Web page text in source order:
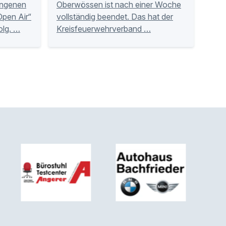
Air“
…
Oberwössen ist nach einer Woche
vollständig beendet. Das hat der
Kreisfeuerwehrverband …